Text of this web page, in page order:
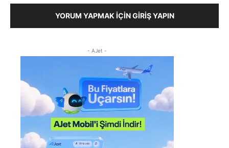
YORUM YAPMAK İÇIN GIRIŞ YAPIN
- AJet -